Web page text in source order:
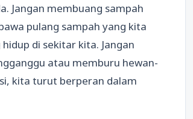
Jangan membuang sampah
pulang sampah yang kita
di sekitar kita. Jangan
atau memburu hewan-
kita turut berperan dalam